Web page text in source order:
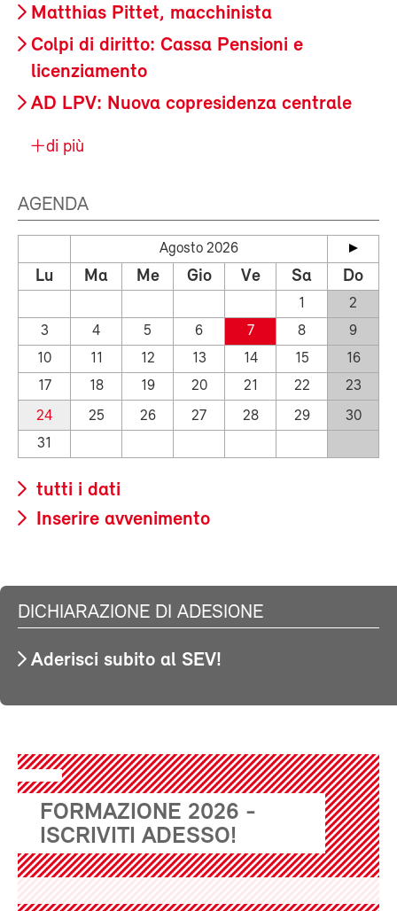
Matthias Pittet, macchinista
Colpi di diritto: Cassa Pensioni e
licenziamento
AD LPV: Nuova copresidenza centrale
di più
AGENDA
Agosto 2026
Lu Ma Me Gio Ve Sa Do
1
2
3
4 5 6 7 8
9
10
11 12 13 14 15
16
17
18 19 20 21 22
23
24
25 26 27 28 29
30
31
tutti i dati
Inserire avvenimento
DICHIARAZIONE DI ADESIONE
Aderisci subito al SEV!
FORMAZIONE 2026 -
ISCRIVITI ADESSO!